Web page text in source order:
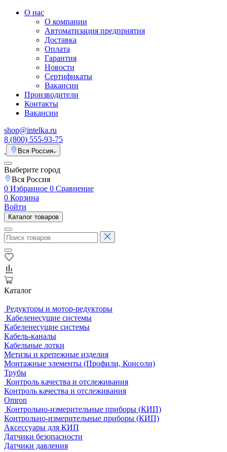
О нас
О компании
Автоматизация предприятия
Доставка
Оплата
Гарантия
Новости
Сертификаты
Вакансии
Производители
Контакты
Вакансии
shop@intelka.ru
8 (800) 555-93-75
Вся Россия
Выберите город
Вся Россия
0 Избранное 0 Сравнение
0 Корзина
Войти
Каталог товаров
Каталог
Редукторы и мотор-редукторы
Кабеленесущие системы
Кабеленесущие системы
Кабель-каналы
Кабельные лотки
Метизы и крепежные изделия
Монтажные элементы (Профили, Консоли)
Трубы
Контроль качества и отслеживания
Контроль качества и отслеживания
Omron
Контрольно-измерительные приборы (КИП)
Контрольно-измерительные приборы (КИП)
Аксессуары для КИП
Датчики безопасности
Датчики давления